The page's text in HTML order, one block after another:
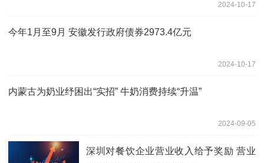
2024-10-17
今年1月至9月 安徽发行政府债券2973.4亿元
2024-10-17
内蒙古为奶业纾困出“实招” 牛奶消费持续“升温”
2024-09-05
深圳对餐饮企业营业收入给予奖励 营业